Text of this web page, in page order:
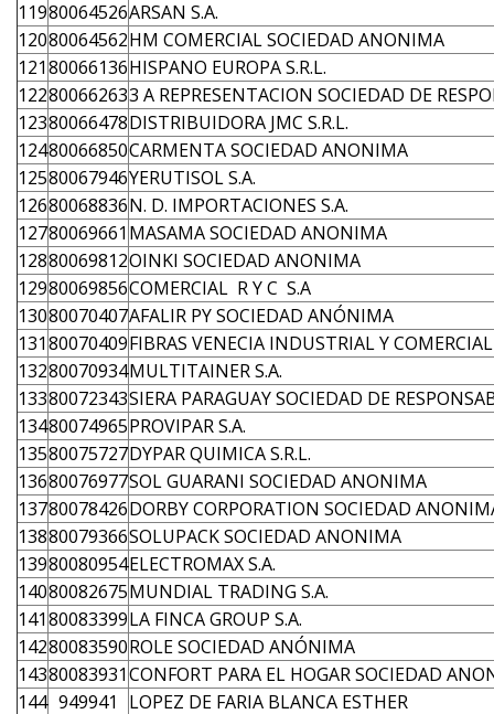
11980064526ARSAN S.A.
12080064562HM COMERCIAL SOCIEDAD ANONIMA
12180066136HISPANO EUROPA S.R.L.
122800662633 A REPRESENTACION SOCIEDAD DE
12380066478DISTRIBUIDORA JMC S.R.L.
12480066850CARMENTA SOCIEDAD ANONIMA
12580067946YERUTISOL S.A.
12680068836N. D. IMPORTACIONES S.A.
12780069661 MASAMA SOCIEDAD ANONIMA
12880069812OINKI SOCIEDAD ANONIMA
12980069856COMERCIAL R Y C S.A
13080070407AFALIR PY SOCIEDAD ANÓNIMA
13180070409FIBRAS VENECIA INDUSTRIAL Y COMERCIAL
13280070934MULTITAINER S.A.
13380072343SIERA PARAGUAY SOCIEDAD DE
13480074965PROVIPAR S.A.
13580075727DYPAR QUIMICA S.R.L.
13680076977SOL GUARANI SOCIEDAD ANONIMA
13780078426DORBY CORPORATION SOCIEDAD
13880079366SOLUPACK SOCIEDAD ANONIMA
13980080954ELECTROMAX S.A.
14080082675MUNDIAL TRADING S.A.
14180083399LA FINCA GROUP S.A.
14280083590ROLE SOCIEDAD ANÓNIMA
14380083931CONFORT PARA EL HOGAR SOCIEDAD
144 949941
LOPEZ DE FARIA BLANCA ESTHER